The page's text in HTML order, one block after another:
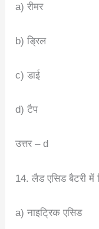
a) रीमर
b) ड्रिल
c) डाई
d) टैप
उत्तर – d
14. लैड एसिड बैटरी में
a) नाइट्रिक एसिड